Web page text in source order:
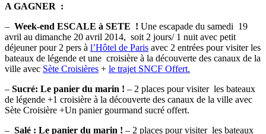
A GAGNER :
– Week-end ESCALE à SETE ! Une escapade du samedi 19
avril au dimanche 20 avril 2014, soit 2 jours/ 1 nuit avec petit
déjeuner pour 2 pers à l’Hôtel de Paris avec 2 entrées pour visiter les
bateaux de légende et une croisière à la découverte des canaux de la
ville avec Sète Croisières + le trajet SNCF Offert.
– Sucré: Le panier du marin ! – 2 places pour visiter les bateaux
de légende +1 croisière à la découverte des canaux de la ville avec
Sète Croisière +Un panier gourmand sucré offert.
– Salé : Le panier du marin ! – 2 places pour visiter les bateaux